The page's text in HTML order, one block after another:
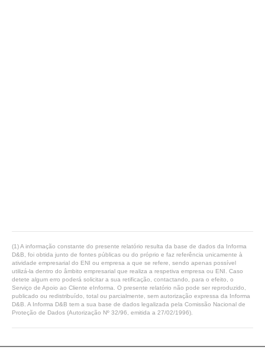
(1) A informação constante do presente relatório resulta da base de dados da Informa
D&B, foi obtida junto de fontes públicas ou do próprio e faz referência unicamente à
atividade empresarial do ENI ou empresa a que se refere, sendo apenas possível
utilizá-la dentro do âmbito empresarial que realiza a respetiva empresa ou ENI. Caso
detete algum erro poderá solicitar a sua retificação, contactando, para o efeito, o
Serviço de Apoio ao Cliente eInforma. O presente relatório não pode ser reproduzido,
publicado ou redistribuído, total ou parcialmente, sem autorização expressa da Informa
D&B. A Informa D&B tem a sua base de dados legalizada pela Comissão Nacional de
Proteção de Dados (Autorização Nº 32/96, emitida a 27/02/1996).